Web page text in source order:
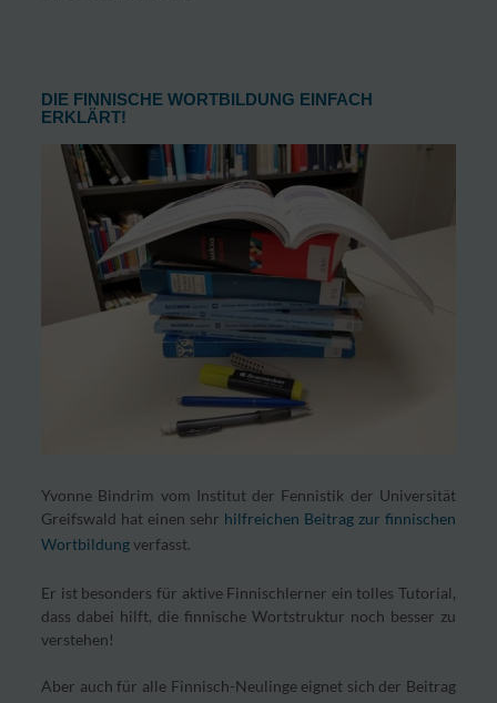
DIE FINNISCHE WORTBILDUNG EINFACH
ERKLÄRT!
Yvonne Bindrim vom Institut der Fennistik der Universität
Greifswald hat einen sehr hilfreichen Beitrag zur finnischen
Wortbildungverfasst.
Er ist besonders für aktive Finnischlerner ein tolles Tutorial,
dass dabei hilft, die finnische Wortstruktur noch besser zu
verstehen!
Aber auch für alle Finnisch-Neulinge eignet sich der Beitrag